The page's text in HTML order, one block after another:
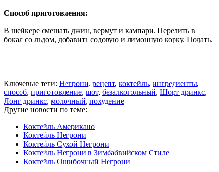
Способ приготовления:
В шейкере смешать джин, вермут и кампари. Перелить в
бокал со льдом, добавить содовую и лимонную корку. Подать.
Ключевые теги: Негрони, рецепт, коктейль, ингредиенты,
способ, приготовление, шот, безалкогольный, Шорт дринкс,
Лонг дринкс, молочный, похудение
Другие новости по теме:
Коктейль Американо
Коктейль Негрони
Коктейль Сухой Негрони
Коктейль Негрони в Зимбабвийском Стиле
Коктейль Ошибочный Негрони